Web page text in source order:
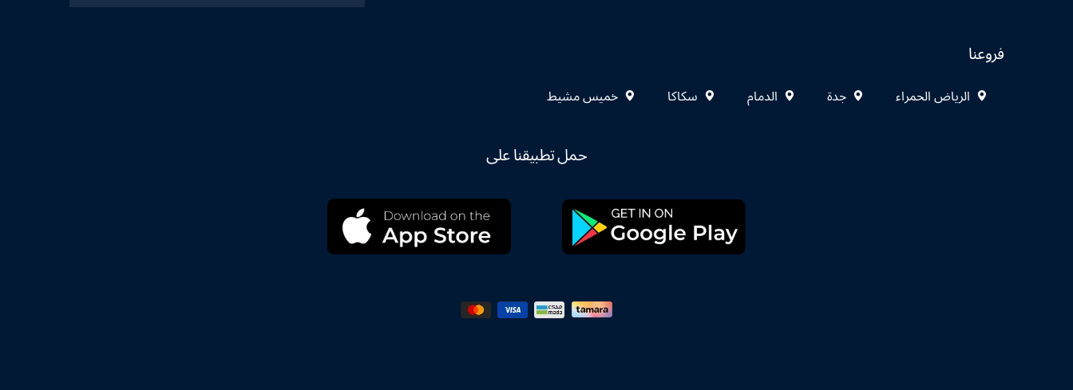
فروعنا
الرياض الحمراء جدة الدمام سكاكا خميس مشيط
حمل تطبيقنا على